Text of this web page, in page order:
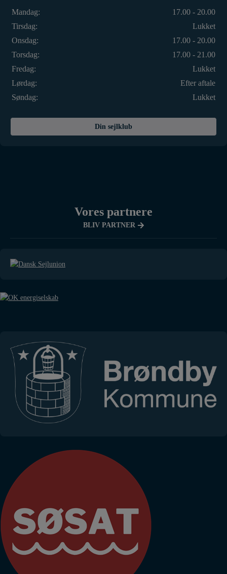
Mandag:
17.00 - 20.00
Tirsdag:
Lukket
Onsdag:
17.00 - 20.00
Torsdag:
17.00 - 21.00
Fredag:
Lukket
Lørdag:
Efter aftale
Søndag:
Lukket
Din sejlklub
Vores partnere
BLIV PARTNER